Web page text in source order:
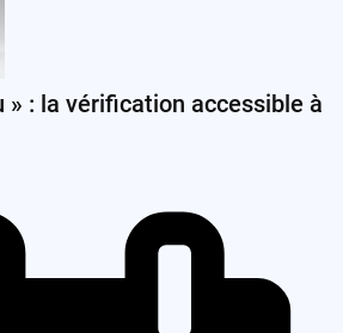
» : la vérification accessible à